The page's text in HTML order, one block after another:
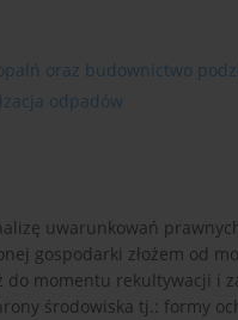
oraz budownictwo
odpadów
uwarunkowań
gospodarki złożem od
do momentu rekultywacji i
środowiska tj.: formy